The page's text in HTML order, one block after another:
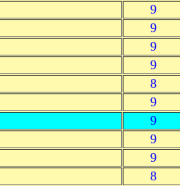
9
9
9
9
8
9
9
9
9
8